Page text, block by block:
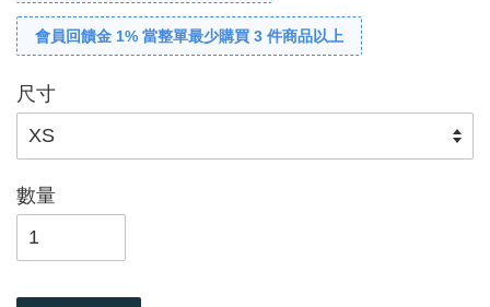
會員回饋金 1% 當整單最少購買 3 件商品以上
尺寸
數量